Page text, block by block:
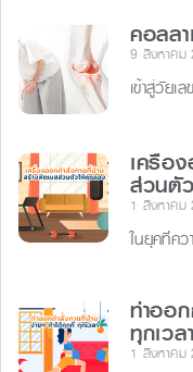
คอลล
9 สิงหาคม
เข้าสู่วัยเ
เครื่อ
ส่วนตั
1 สิงหาคม
ในยุคที่คว
ท่าออ
ทุกเวลา
1 สิงหาคม